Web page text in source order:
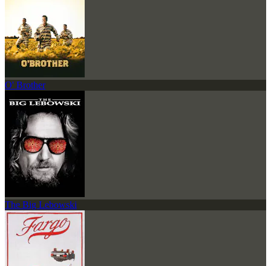
O' Brother
The Big Lebowski